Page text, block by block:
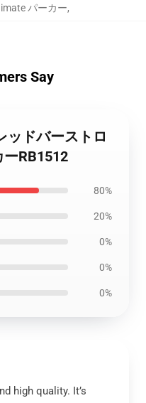
パーカー,
Say
ッドバーストロ
RB1512
80%
20%
0%
0%
0%
high quality. It’s